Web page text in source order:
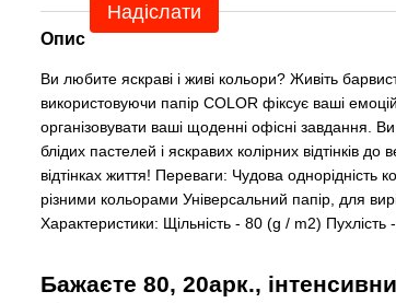
Надіслати
Опис
Ви любите яскраві і живі кольори? Живіть
використовуючи папір COLOR фіксує ваші
організовувати ваші щоденні офісні завдання.
блідих пастелей і яскравих колірних відтінків
відтінках життя! Переваги: Чудова
різними кольорами Універсальний папір, для
Характеристики: Щільність - 80 (g / m2)
Бажаєте 80, 20арк.,